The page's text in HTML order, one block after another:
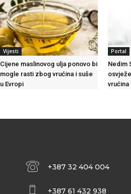
Vijesti
Cijene maslinovog ulja ponovo bi
mogle rasti zbog vrućina i suše
u Evropi
Portal
Nedim
vrućina
+387 32 404 004
+387 61 432 938